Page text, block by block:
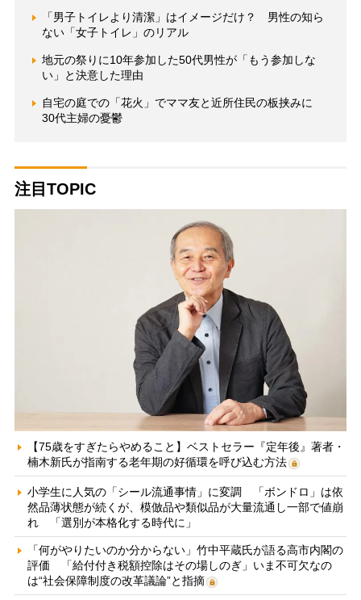
「男子トイレより清潔」はイメージだけ？ 男性の知ら
ない「女子トイレ」のリアル
地元の祭りに10年参加した50代男性が「もう参加しな
い」と決意した理由
自宅の庭での「花火」でママ友と近所住民の板挟みに
30代主婦の憂鬱
注目TOPIC
【75歳をすぎたらやめること】ベストセラー『定年後』著者・
楠木新氏が指南する老年期の好循環を呼び込む方法
小学生に人気の「シール流通事情」に変調 「ボンドロ」は依
然品薄状態が続くが、模倣品や類似品が大量流通し一部で値崩
れ 「選別が本格化する時代に」
「何がやりたいのか分からない」竹中平蔵氏が語る高市内閣の
評価 「給付付き税額控除はその場しのぎ」いま不可欠なの
は“社会保障制度の改革議論”と指摘